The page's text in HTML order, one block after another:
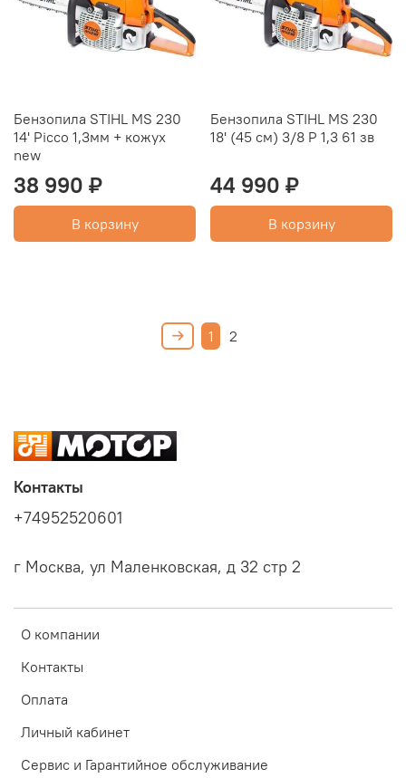
Бензопила STIHL MS 230
14' Picco 1,3мм + кожух
new
38 990 ₽
В корзину
Бензопила STIHL MS 230
18' (45 см) 3/8 P 1,3 61 зв
44 990 ₽
В корзину
1 2
О компании
Контакты
Оплата
Личный кабинет
Сервис и Гарантийное обслуживание
Контакты
+74952520601
г Москва, ул Маленковская, д 32 стр 2